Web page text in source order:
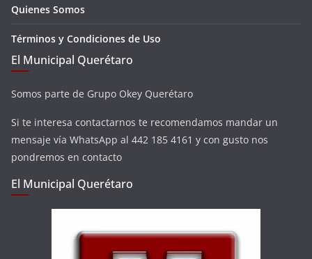
Quienes Somos
Términos y Condiciones de Uso
El Municipal Querétaro
Somos parte de Grupo Okey Querétaro
Si te interesa contactarnos te recomendamos mandar un
mensaje vía WhatsApp al 442 185 4161 y con gusto nos
pondremos en contacto
El Municipal Querétaro